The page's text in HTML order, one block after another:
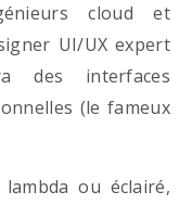
cloud et
UI/UX expert
des interfaces
(le fameux
ou éclairé,